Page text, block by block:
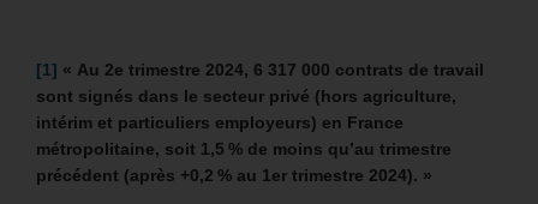
[1] « Au 2e trimestre 2024, 6 317 000 contrats de travail
sont signés dans le secteur privé (hors agriculture,
intérim et particuliers employeurs) en France
métropolitaine, soit 1,5 % de moins qu’au trimestre
précédent (après +0,2 % au 1er trimestre 2024). »